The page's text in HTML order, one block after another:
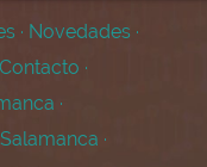
· Novedades ·
Contacto ·
·
·